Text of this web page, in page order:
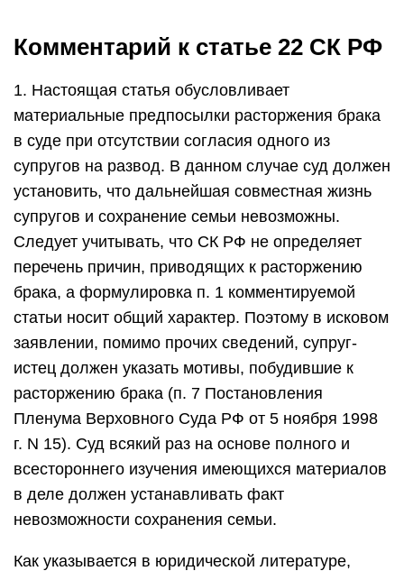
Комментарий к статье 22 СК РФ
1. Настоящая статья обусловливает
материальные предпосылки расторжения брака
в суде при отсутствии согласия одного из
супругов на развод. В данном случае суд должен
установить, что дальнейшая совместная жизнь
супругов и сохранение семьи невозможны.
Следует учитывать, что СК РФ не определяет
перечень причин, приводящих к расторжению
брака, а формулировка п. 1 комментируемой
статьи носит общий характер. Поэтому в исковом
заявлении, помимо прочих сведений, супруг-
истец должен указать мотивы, побудившие к
расторжению брака (п. 7 Постановления
Пленума Верховного Суда РФ от 5 ноября 1998
г. N 15). Суд всякий раз на основе полного и
всестороннего изучения имеющихся материалов
в деле должен устанавливать факт
невозможности сохранения семьи.
Как указывается в юридической литературе,